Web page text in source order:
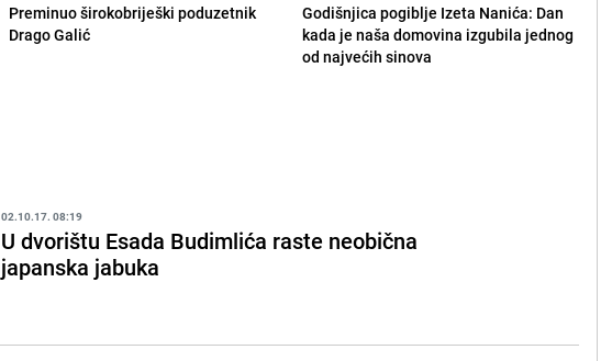
Preminuo širokobriješki poduzetnik
Drago Galić
Godišnjica pogiblje Izeta Nanića: Dan
kada je naša domovina izgubila jednog
od najvećih sinova
02.10.17. 08:19
U dvorištu Esada Budimlića raste neobična
japanska jabuka